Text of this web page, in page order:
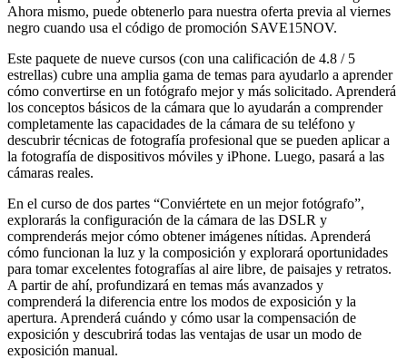
Ahora mismo, puede obtenerlo para nuestra oferta previa al viernes
negro cuando usa el código de promoción SAVE15NOV.
Este paquete de nueve cursos (con una calificación de 4.8 / 5
estrellas) cubre una amplia gama de temas para ayudarlo a aprender
cómo convertirse en un fotógrafo mejor y más solicitado. Aprenderá
los conceptos básicos de la cámara que lo ayudarán a comprender
completamente las capacidades de la cámara de su teléfono y
descubrir técnicas de fotografía profesional que se pueden aplicar a
la fotografía de dispositivos móviles y iPhone. Luego, pasará a las
cámaras reales.
En el curso de dos partes “Conviértete en un mejor fotógrafo”,
explorarás la configuración de la cámara de las DSLR y
comprenderás mejor cómo obtener imágenes nítidas. Aprenderá
cómo funcionan la luz y la composición y explorará oportunidades
para tomar excelentes fotografías al aire libre, de paisajes y retratos.
A partir de ahí, profundizará en temas más avanzados y
comprenderá la diferencia entre los modos de exposición y la
apertura. Aprenderá cuándo y cómo usar la compensación de
exposición y descubrirá todas las ventajas de usar un modo de
exposición manual.